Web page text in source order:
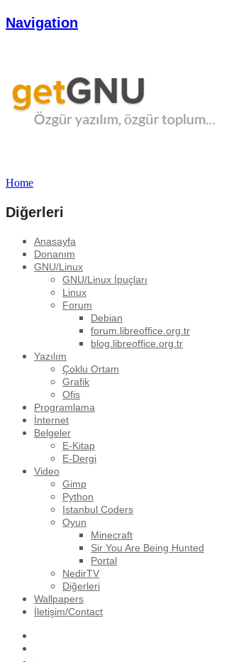
Navigation
Home
Diğerleri
Anasayfa
Donanım
GNU/Linux
GNU/Linux İpuçları
Linux
Forum
Debian
forum.libreoffice.org.tr
blog.libreoffice.org.tr
Yazılım
Çoklu Ortam
Grafik
Ofis
Programlama
İnternet
Belgeler
E-Kitap
E-Dergi
Video
Gimp
Python
Istanbul Coders
Oyun
Minecraft
Sir You Are Being Hunted
Portal
NedirTV
Diğerleri
Wallpapers
İletişim/Contact